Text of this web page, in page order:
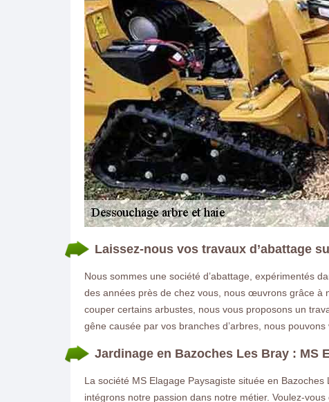
Laissez-nous vos travaux d’abattage
Nous sommes une société d’abattage, expérimentés
des années près de chez vous, nous œuvrons grâce à
couper certains arbustes, nous vous proposons un
gêne causée par vos branches d’arbres, nous pouvons
Jardinage en Bazoches Les Bray : MS
La société MS Elagage Paysagiste située en
intégrons notre passion dans notre métier. Voulez-